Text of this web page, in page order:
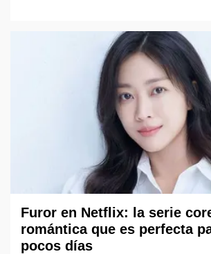
Furor en Netflix: la serie
romántica que es perfecta
pocos días